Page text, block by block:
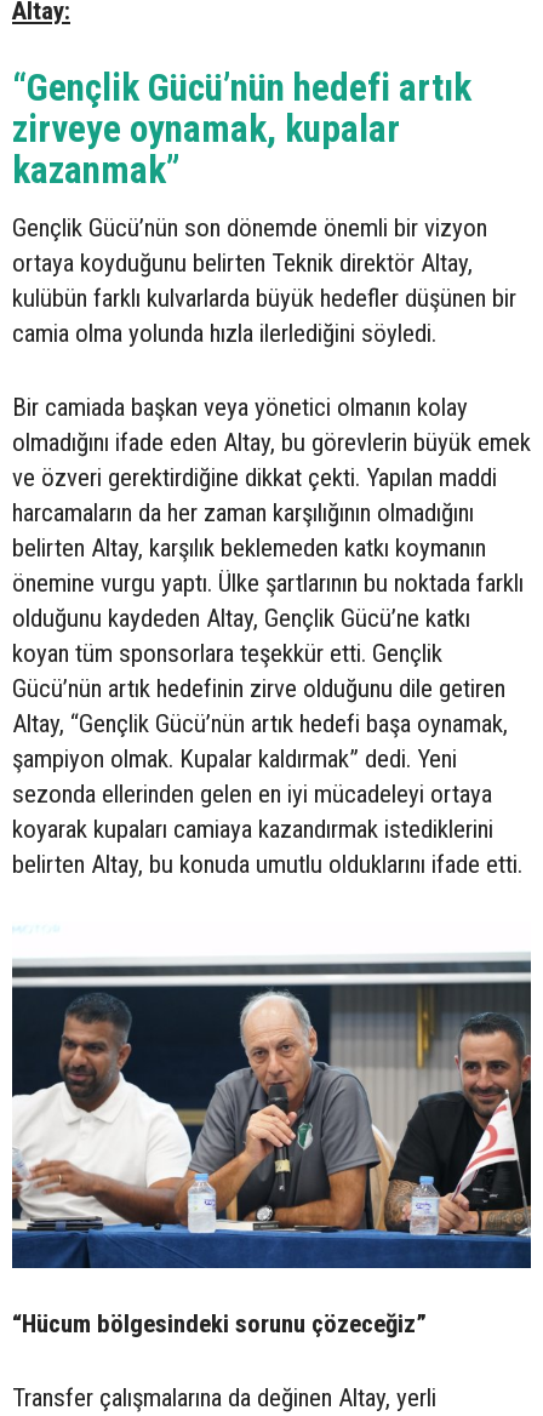
Altay:
“Gençlik Gücü’nün hedefi artık
zirveye oynamak, kupalar
kazanmak”
Gençlik Gücü’nün son dönemde önemli bir vizyon
ortaya koyduğunu belirten Teknik direktör Altay,
kulübün farklı kulvarlarda büyük hedefler düşünen bir
camia olma yolunda hızla ilerlediğini söyledi.
Bir camiada başkan veya yönetici olmanın kolay
olmadığını ifade eden Altay, bu görevlerin büyük emek
ve özveri gerektirdiğine dikkat çekti. Yapılan maddi
harcamaların da her zaman karşılığının olmadığını
belirten Altay, karşılık beklemeden katkı koymanın
önemine vurgu yaptı. Ülke şartlarının bu noktada farklı
olduğunu kaydeden Altay, Gençlik Gücü’ne katkı
koyan tüm sponsorlara teşekkür etti. Gençlik
Gücü’nün artık hedefinin zirve olduğunu dile getiren
Altay, “Gençlik Gücü’nün artık hedefi başa oynamak,
şampiyon olmak. Kupalar kaldırmak” dedi. Yeni
sezonda ellerinden gelen en iyi mücadeleyi ortaya
koyarak kupaları camiaya kazandırmak istediklerini
belirten Altay, bu konuda umutlu olduklarını ifade etti.
“Hücum bölgesindeki sorunu çözeceğiz”
Transfer çalışmalarına da değinen Altay, yerli